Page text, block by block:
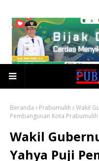
Beranda Prabumulih
Wakil
Pembangunan Kota Prabumulih
Wakil
Yahya Puji